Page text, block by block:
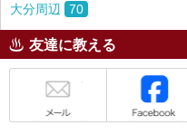
大分周辺 70
友達に教える